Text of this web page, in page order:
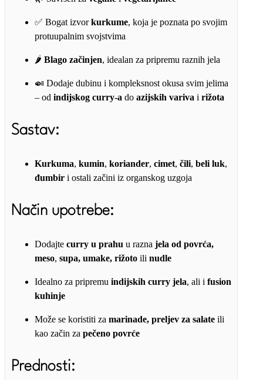
✅ Bogat izvorkurkume, koja je poznata po svojim
protuupalnim svojstvima
🌶️ Blago začinjen, idealan za pripremu raznih jela
🍛 Dodaje dubinu i kompleksnost okusa svim jelima
– od indijskog curry-a do azijskih variva i rižota
Sastav:
Kurkuma, kumin, koriander, cimet, čili, beli luk,
đumbir i ostali začini iz organskog uzgoja
Način upotrebe:
Dodajte curry u prahu u razna jela od povrća,
meso, supa, umake, rižoto ili nudle
Idealno za pripremu indijskih curry jela, ali i fusion
kuhinje
Može se koristiti za marinade, preljev za salate ili
kao začin za pečeno povrće
Prednosti: